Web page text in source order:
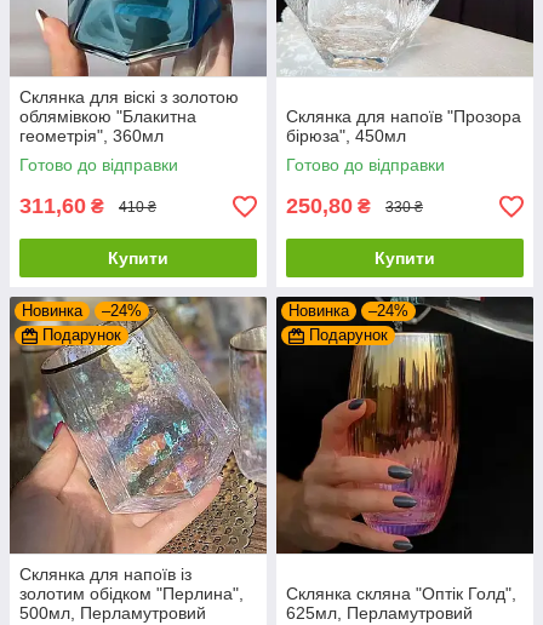
Склянка для віскі з золотою
облямівкою "Блакитна
геометрія", 360мл
Готово до відправки
311,60 ₴ 410 ₴
Купити
Склянка для напоїв "Прозора
бірюза", 450мл
Готово до відправки
250,80 ₴ 330 ₴
Купити
Новинка
–24%
Подарунок
Склянка для напоїв із
золотим обідком "Перлина",
500мл, Перламутровий
Новинка
–24%
Подарунок
Склянка скляна "Оптік Голд",
625мл, Перламутровий